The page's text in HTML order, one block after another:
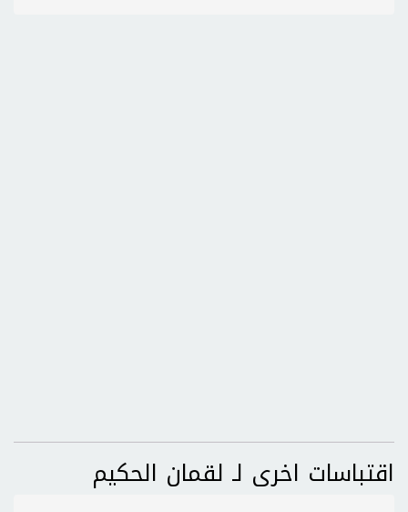
اقتباسات اخرى لـ لقمان الحكيم